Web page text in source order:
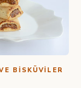
BISKÜVILER